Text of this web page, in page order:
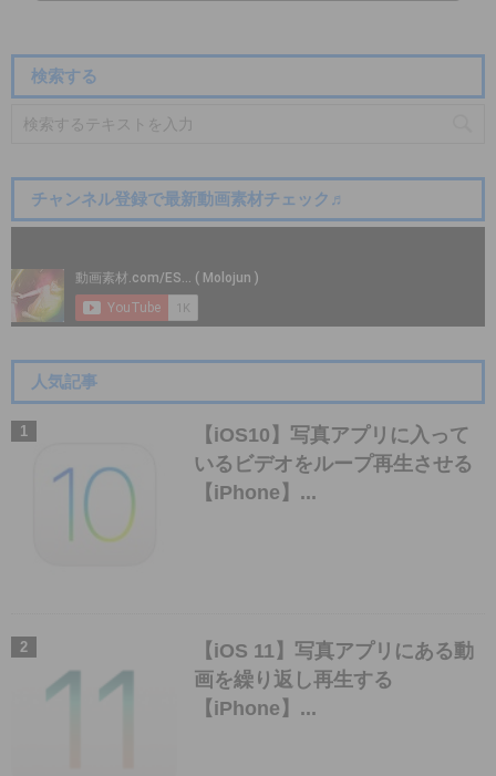
検索する
チャンネル登録で最新動画素材チェック♬
人気記事
【iOS10】写真アプリに入って
いるビデオをループ再生させる
【iPhone】...
【iOS 11】写真アプリにある動
画を繰り返し再生する
【iPhone】...